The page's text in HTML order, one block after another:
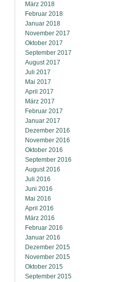
März 2018
Februar 2018
Januar 2018
November 2017
Oktober 2017
September 2017
August 2017
Juli 2017
Mai 2017
April 2017
März 2017
Februar 2017
Januar 2017
Dezember 2016
November 2016
Oktober 2016
September 2016
August 2016
Juli 2016
Juni 2016
Mai 2016
April 2016
März 2016
Februar 2016
Januar 2016
Dezember 2015
November 2015
Oktober 2015
September 2015